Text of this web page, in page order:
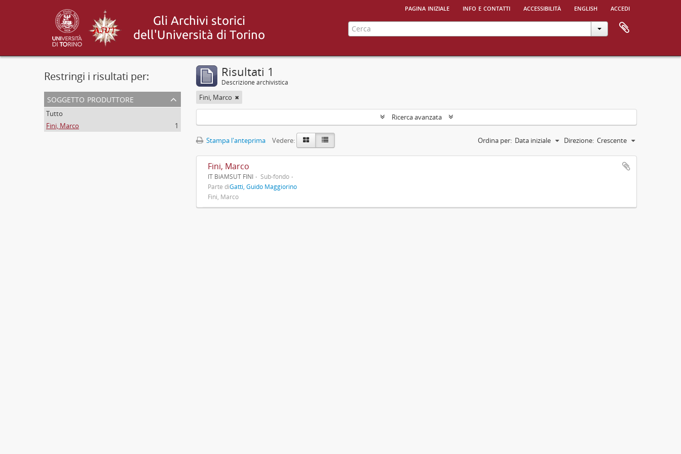
pagina iniziale info e contatti accessibilità english accedi
Restringi i risultati per:
soggetto produttore
Tutto
Fini, Marco
1
Risultati 1
Descrizione archivistica
Fini, Marco
Ricerca avanzata
Stampa l'anteprima Vedere: Ordina per: Data iniziale Direzione: Crescente
Fini, Marco
IT BiAMSUT FINI
Sub-fondo
Parte diGatti, Guido Maggiorino
Fini, Marco